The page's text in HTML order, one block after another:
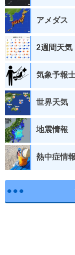
アメダス
2週間天気
気象予報
世界天気
地震情報
熱中症情報